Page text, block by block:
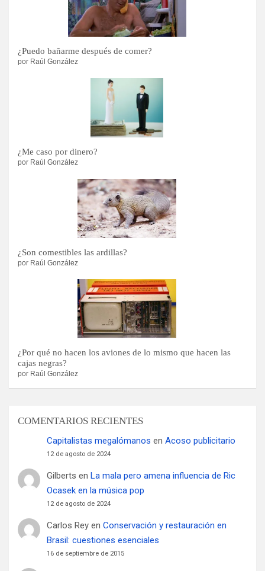
¿Puedo bañarme después de comer?
por Raúl González
¿Me caso por dinero?
por Raúl González
¿Son comestibles las ardillas?
por Raúl González
¿Por qué no hacen los aviones de lo mismo que hacen las
cajas negras?
por Raúl González
COMENTARIOS RECIENTES
Capitalistas megalómanos en Acoso publicitario
12 de agosto de 2024
Gilberts en La mala pero amena influencia de Ric
Ocasek en la música pop
12 de agosto de 2024
Carlos Reyen Conservación y restauración en
Brasil: cuestiones esenciales
16 de septiembre de 2015